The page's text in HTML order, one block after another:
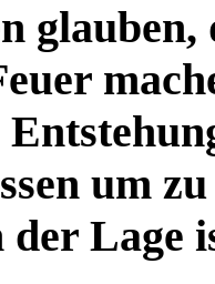
um
Lage